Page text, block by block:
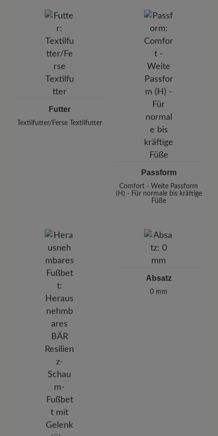
Futter
Textilfutter/Ferse Textilfutter
Passform
Comfort - Weite Passform
(H) - Für normale bis kräftige
Füße
Absatz
0 mm